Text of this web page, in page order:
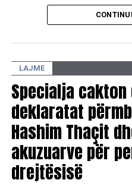
oborre dhe te lokacioni i
vunë flakën shtëpive të tyre.
LAJME
Specialja
deklaratat
Hashim Thaçit
akuzuarve për
drejtësisë